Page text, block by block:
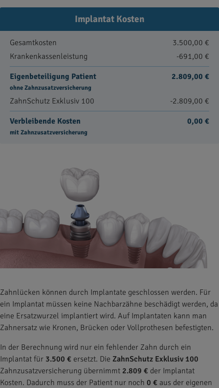
Implantat Kosten
Gesamtkosten
3.500,00 €
Krankenkassenleistung
-691,00 €
Eigenbeteiligung Patient
ohne Zahnzusatzversicherung
2.809,00 €
ZahnSchutz Exklusiv 100 -2.809,00 €
Verbleibende Kosten
mit Zahnzusatzversicherung
0,00 €
Zahnlücken können durch Implantate geschlossen werden. Für
ein Implantat müssen keine Nachbarzähne beschädigt werden, da
eine Ersatzwurzel implantiert wird. Auf Implantaten kann man
Zahnersatz wie Kronen, Brücken oder Vollprothesen befestigten.
In der Berechnung wird nur ein fehlender Zahn durch ein
Implantat für 3.500 € ersetzt. Die ZahnSchutz Exklusiv 100
Zahnzusatzversicherung übernimmt 2.809 € der Implantat
Kosten. Dadurch muss der Patient nur noch 0 € aus der eigenen